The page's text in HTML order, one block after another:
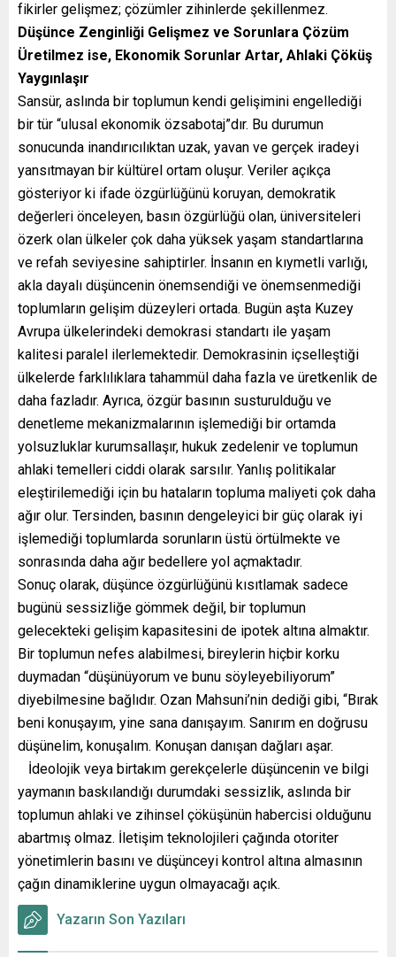
fikirler gelişmez; çözümler zihinlerde şekillenmez.
Düşünce Zenginliği Gelişmez ve Sorunlara Çözüm
Üretilmez ise, Ekonomik Sorunlar Artar, Ahlaki Çöküş
Yaygınlaşır
Sansür, aslında bir toplumun kendi gelişimini engellediği
bir tür “ulusal ekonomik özsabotaj”dır. Bu durumun
sonucunda inandırıcılıktan uzak, yavan ve gerçek iradeyi
yansıtmayan bir kültürel ortam oluşur. Veriler açıkça
gösteriyor ki ifade özgürlüğünü koruyan, demokratik
değerleri önceleyen, basın özgürlüğü olan, üniversiteleri
özerk olan ülkeler çok daha yüksek yaşam standartlarına
ve refah seviyesine sahiptirler. İnsanın en kıymetli varlığı,
akla dayalı düşüncenin önemsendiği ve önemsenmediği
toplumların gelişim düzeyleri ortada. Bugün aşta Kuzey
Avrupa ülkelerindeki demokrasi standartı ile yaşam
kalitesi paralel ilerlemektedir. Demokrasinin içselleştiği
ülkelerde farklılıklara tahammül daha fazla ve üretkenlik de
daha fazladır. Ayrıca, özgür basının susturulduğu ve
denetleme mekanizmalarının işlemediği bir ortamda
yolsuzluklar kurumsallaşır, hukuk zedelenir ve toplumun
ahlaki temelleri ciddi olarak sarsılır. Yanlış politikalar
eleştirilemediği için bu hataların topluma maliyeti çok daha
ağır olur. Tersinden, basının dengeleyici bir güç olarak iyi
işlemediği toplumlarda sorunların üstü örtülmekte ve
sonrasında daha ağır bedellere yol açmaktadır.
Sonuç olarak, düşünce özgürlüğünü kısıtlamak sadece
bugünü sessizliğe gömmek değil, bir toplumun
gelecekteki gelişim kapasitesini de ipotek altına almaktır.
Bir toplumun nefes alabilmesi, bireylerin hiçbir korku
duymadan “düşünüyorum ve bunu söyleyebiliyorum”
diyebilmesine bağlıdır. Ozan Mahsuni’nin dediği gibi, “Bırak
beni konuşayım, yine sana danışayım. Sanırım en doğrusu
düşünelim, konuşalım. Konuşan danışan dağları aşar.
İdeolojik veya birtakım gerekçelerle düşüncenin ve bilgi
yaymanın baskılandığı durumdaki sessizlik, aslında bir
toplumun ahlaki ve zihinsel çöküşünün habercisi olduğunu
abartmış olmaz. İletişim teknolojileri çağında otoriter
yönetimlerin basını ve düşünceyi kontrol altına almasının
çağın dinamiklerine uygun olmayacağı açık.
Yazarın Son Yazıları